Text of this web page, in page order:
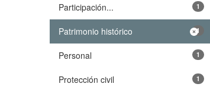
Participación... 1
Patrimonio histórico 1
Personal 1
Protección civil 1